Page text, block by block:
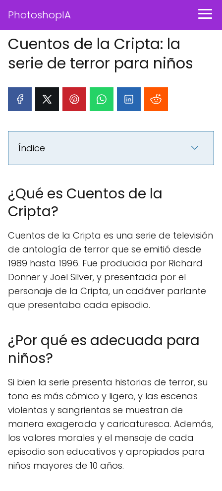
PhotoshopIA
Cuentos de la Cripta: la
serie de terror para niños
Índice
¿Qué es Cuentos de la
Cripta?
Cuentos de la Cripta es una serie de televisión
de antología de terror que se emitió desde
1989 hasta 1996. Fue producida por Richard
Donner y Joel Silver, y presentada por el
personaje de la Cripta, un cadáver parlante
que presentaba cada episodio.
¿Por qué es adecuada para
niños?
Si bien la serie presenta historias de terror, su
tono es más cómico y ligero, y las escenas
violentas y sangrientas se muestran de
manera exagerada y caricaturesca. Además,
los valores morales y el mensaje de cada
episodio son educativos y apropiados para
niños mayores de 10 años.